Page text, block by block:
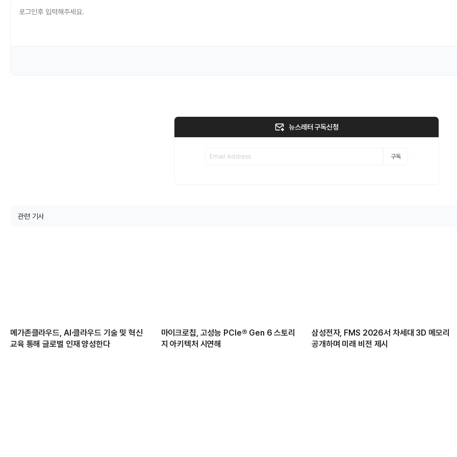
뉴스레터 구독신청
구독
관련 기사
메가존클라우드, AI·클라우드 기술 및 혁신
교육 통해 글로벌 인재 양성한다
마이크로칩, 고성능 PCIe® Gen 6 스토리
지 아키텍처 시연해
삼성전자, FMS 2026서 차세대 3D 메모리
공개하며 미래 비전 제시